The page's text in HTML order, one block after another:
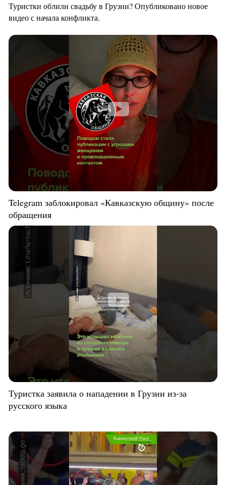
Туристки облили свадьбу в Грузии? Опубликовано новое
видео с начала конфликта.
Telegram заблокировал «Кавказскую общину» после
обращения
Туристка заявила о нападении в Грузии из-за
русского языка